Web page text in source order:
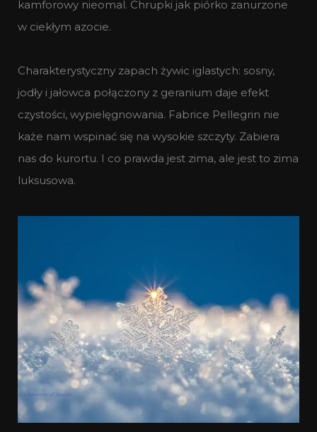
kamforowy nieomal. Chrupki jak piórko zanurzone
w ciekłym azocie.
Charakterystyczny zapach żywic iglastych: sosny,
jodły i jałowca połączony z geranium daje efekt
czystości, wypielęgnowania. Fabrice Pellegrin nie
każe nam wspinać się na wysokie szczyty. Zabiera
nas do kurortu. I co prawda jest zima, ale jest to zima
luksusowa.